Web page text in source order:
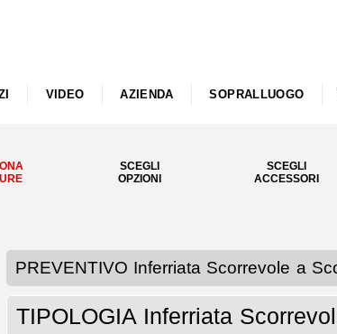
VIDEO AZIENDA SOPRALLUOGO
SCEGLI
OPZIONI
SCEGLI
ACCESSORI
PREVENTIVO Inferriata Scorrevole a
TIPOLOGIA Inferriata